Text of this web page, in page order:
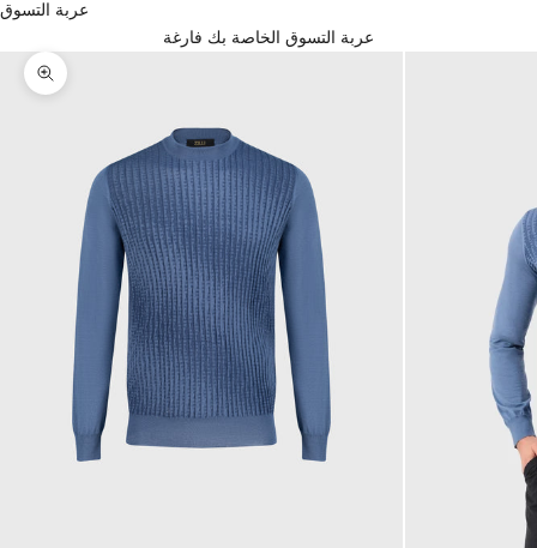
عربة التسوق
عربة التسوق الخاصة بك فارغة
تكبير الصورة